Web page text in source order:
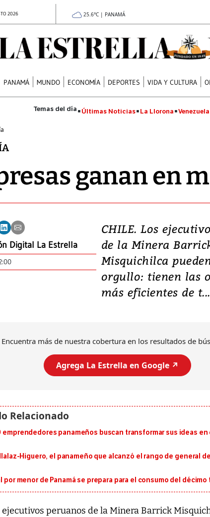
2026 25.6°C | PANAMÁ
PANAMÁ MUNDO ECONOMÍA DEPORTES VIDA Y CULTURA
Últimas Noticias La Llorona Venezuela
ganan en
Digital La Estrella
CHILE. Los
de la Minera
Misquichilca
orgullo: tienen las
más eficientes de t...
Encuentra más de nuestra cobertura en los resultados de
Agrega La Estrella en Google ↗️
emprendedores panameños buscan transformar sus ideas
Higuero, el panameño que alcanzó el rango de general
por menor de Panamá se prepara para el consumo del décimo
ejecutivos peruanos de la Minera Barrick
Video: Lula
candidatura
promesas
en
tierras raras
Entre recuerdos
da Silva,